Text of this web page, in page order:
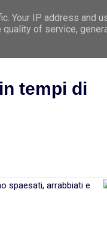
Le 5 Leggi
tempi di
spaesati, arrabbiati e
Your IP address and
of service,